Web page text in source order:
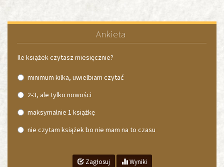
Ankieta
Ile książek czytasz miesięcznie?
minimum kilka, uwielbiam czytać
2-3, ale tylko nowości
maksymalnie 1 książkę
nie czytam książek bo nie mam na to czasu
Zagłosuj Wyniki